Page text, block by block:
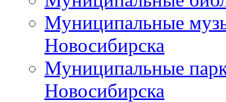
Муниципальные
Новосибирска
Муниципальные
Новосибирска